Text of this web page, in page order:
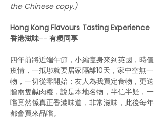
the Chinese copy.)
Hong Kong Flavours Tasting Experience
香港滋味-- 有糭同享
四年前將近端午節，小編隻身來到英國，時值
疫情，一抵埗就要居家隔離10天，家中空無一
物，一切從零開始；友人為我買定食物，更送
贈兩隻鹹肉糉，說是本地名物，半信半疑，一
嚐竟然係真正香港味道，非常滋味，此後每年
都會買來品嚐。